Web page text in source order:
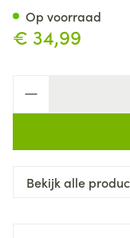
€ 34,99
Op voorraad
Bekijk alle